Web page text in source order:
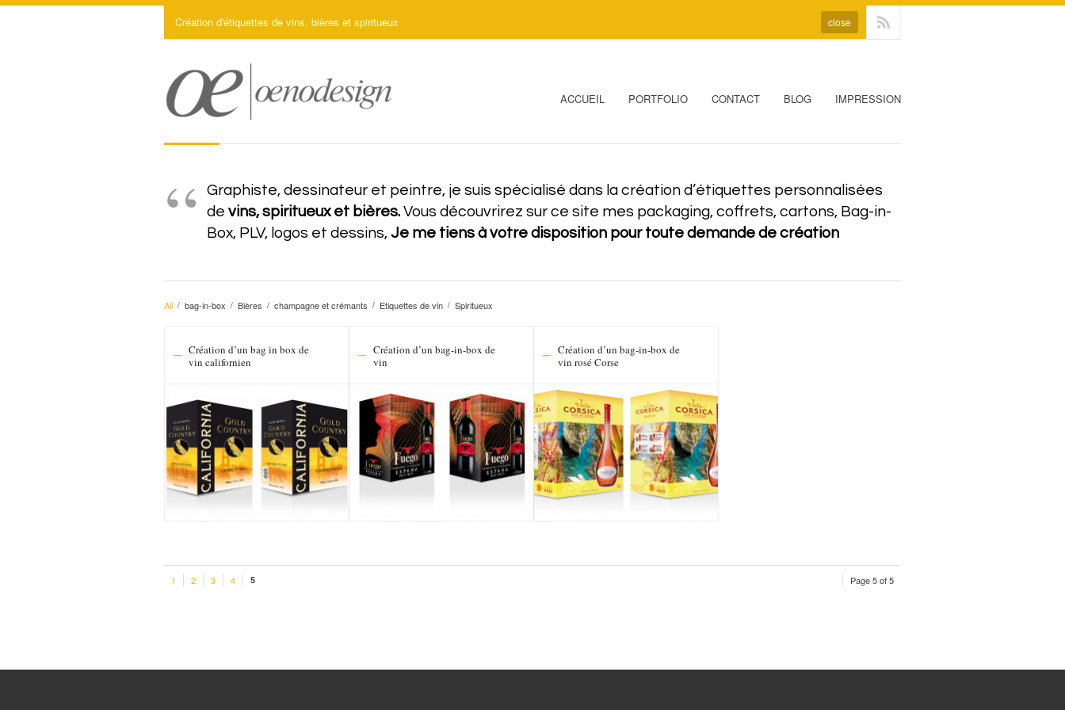
Création d'étiquettes de vins, bières et spiritueux close
ACCUEIL PORTFOLIO CONTACT BLOG IMPRESSION
Graphiste, dessinateur et peintre, je suis spécialisé dans la création d’étiquettes personnalisées
de vins, spiritueux et bières. Vous découvrirez sur ce site mes packaging, coffrets, cartons, Bag-in-
Box, PLV, logos et dessins, Je me tiens à votre disposition pour toute demande de création
All / bag-in-box / Bières / champagne et crémants / Etiquettes de vin / Spiritueux
Création d’un bag in box de
vin californien
Création d’un bag-in-box de
vin
Création d’un bag-in-box de
vin rosé Corse
Page 5 of 5
1 2 3 4 5